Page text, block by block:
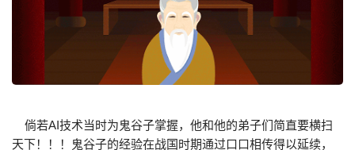
倘若AI技术当时为鬼谷子掌握，他和他的弟子们简直要横扫
天下！！！
鬼谷子的经验在战国时期通过口口相传得以延续，